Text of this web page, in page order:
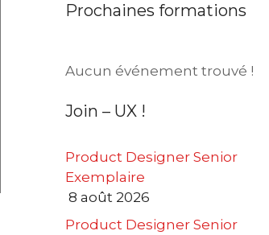
Prochaines formations
Aucun événement trouvé !
Join – UX !
Product Designer Senior
Exemplaire
8 août 2026
Product Designer Senior